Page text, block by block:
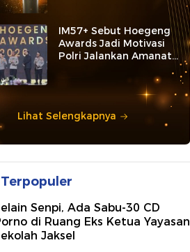
IM57+ Sebut Hoegeng
Awards Jadi Motivasi
Polri Jalankan Amanat
Lihat Selengkapnya
Senpi, Ada Sabu-30 CD
di Ruang Eks Ketua Yayasan
Jaksel